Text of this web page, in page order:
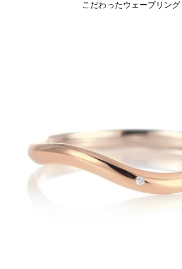
こだわったウェーブリング